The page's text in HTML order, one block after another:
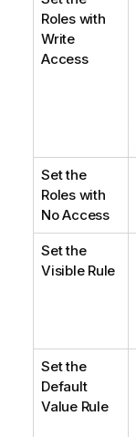
Roles with
Write
Access
Set the
Roles with
No Access
Set the
Visible Rule
Set the
Default
Value Rule